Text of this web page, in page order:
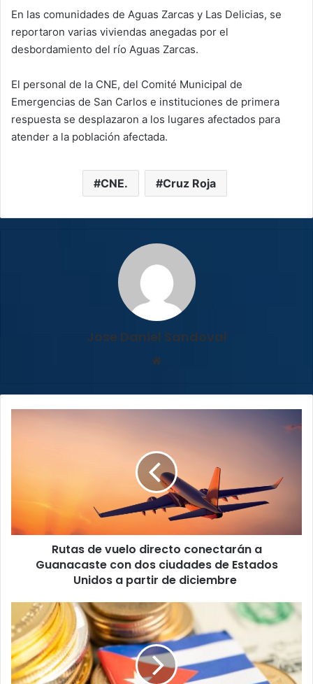
En las comunidades de Aguas Zarcas y Las Delicias, se
reportaron varias viviendas anegadas por el
desbordamiento del río Aguas Zarcas.
El personal de la CNE, del Comité Municipal de
Emergencias de San Carlos e instituciones de primera
respuesta se desplazaron a los lugares afectados para
atender a la población afectada.
CNE. Cruz Roja
Jose Daniel Sandoval
dos
partir
de
diciembre
Rutas de vuelo directo conectarán a
Guanacaste con dos ciudades de Estados
Unidos a partir de diciembre
Cuba
presiona
a
empresas
privadas
en